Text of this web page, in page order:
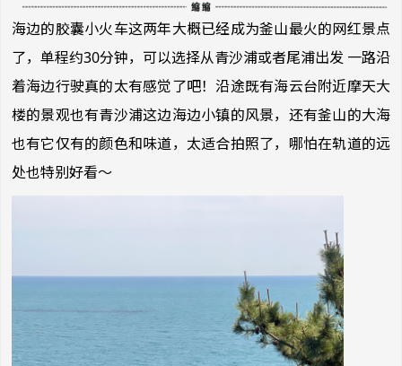
海边的胶囊小火车这两年大概已经成为釜山最火的网红景点
了，单程约30分钟，可以选择从青沙浦或者尾浦出发 一路沿
着海边行驶真的太有感觉了吧！沿途既有海云台附近摩天大
楼的景观也有青沙浦这边海边小镇的风景，还有釜山的大海
也有它仅有的颜色和味道，太适合拍照了，哪怕在轨道的远
处也特别好看～